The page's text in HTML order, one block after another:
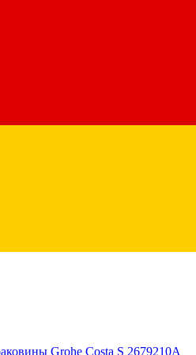
Grohe Costa S 2679210A